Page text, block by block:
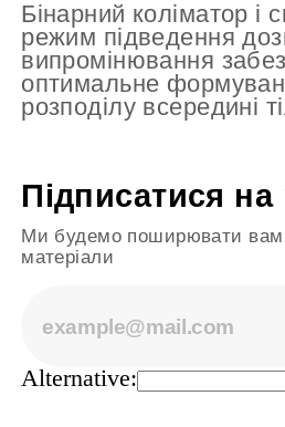
Бінарний коліматор і
режим підведення
випромінювання
оптимальне
розподілу всередині
Підписатися на
Ми будемо поширювати вам
матеріали
Alternative: